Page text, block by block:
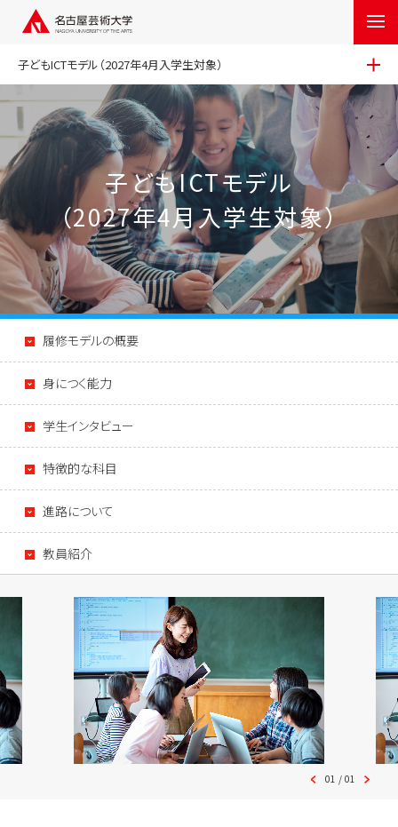
子どもICTモデル（2027年4月入学生対象）
子どもICTモデル
（2027年4月入学生対象）
履修モデルの概要
身につく能力
学生インタビュー
特徴的な科目
進路について
教員紹介
01 / 01